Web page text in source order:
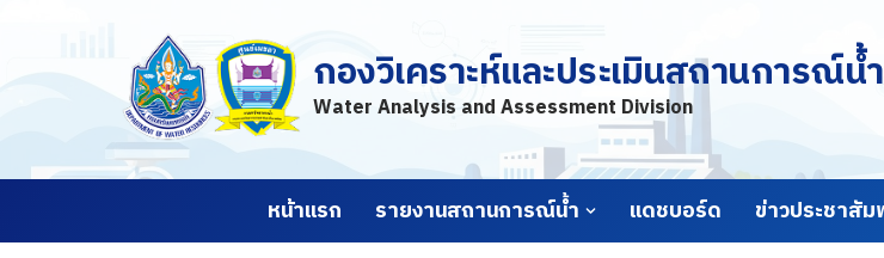
กองวิเคราะห์และประเมินสถานการณ์น้ำ
Water Analysis and Assessment Division
หน้าแรก รายงานสถานการณ์น้ำ แดชบอร์ด ข่าวประชาสั